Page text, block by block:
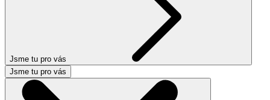
Jsme tu pro vás
Jsme tu pro vás